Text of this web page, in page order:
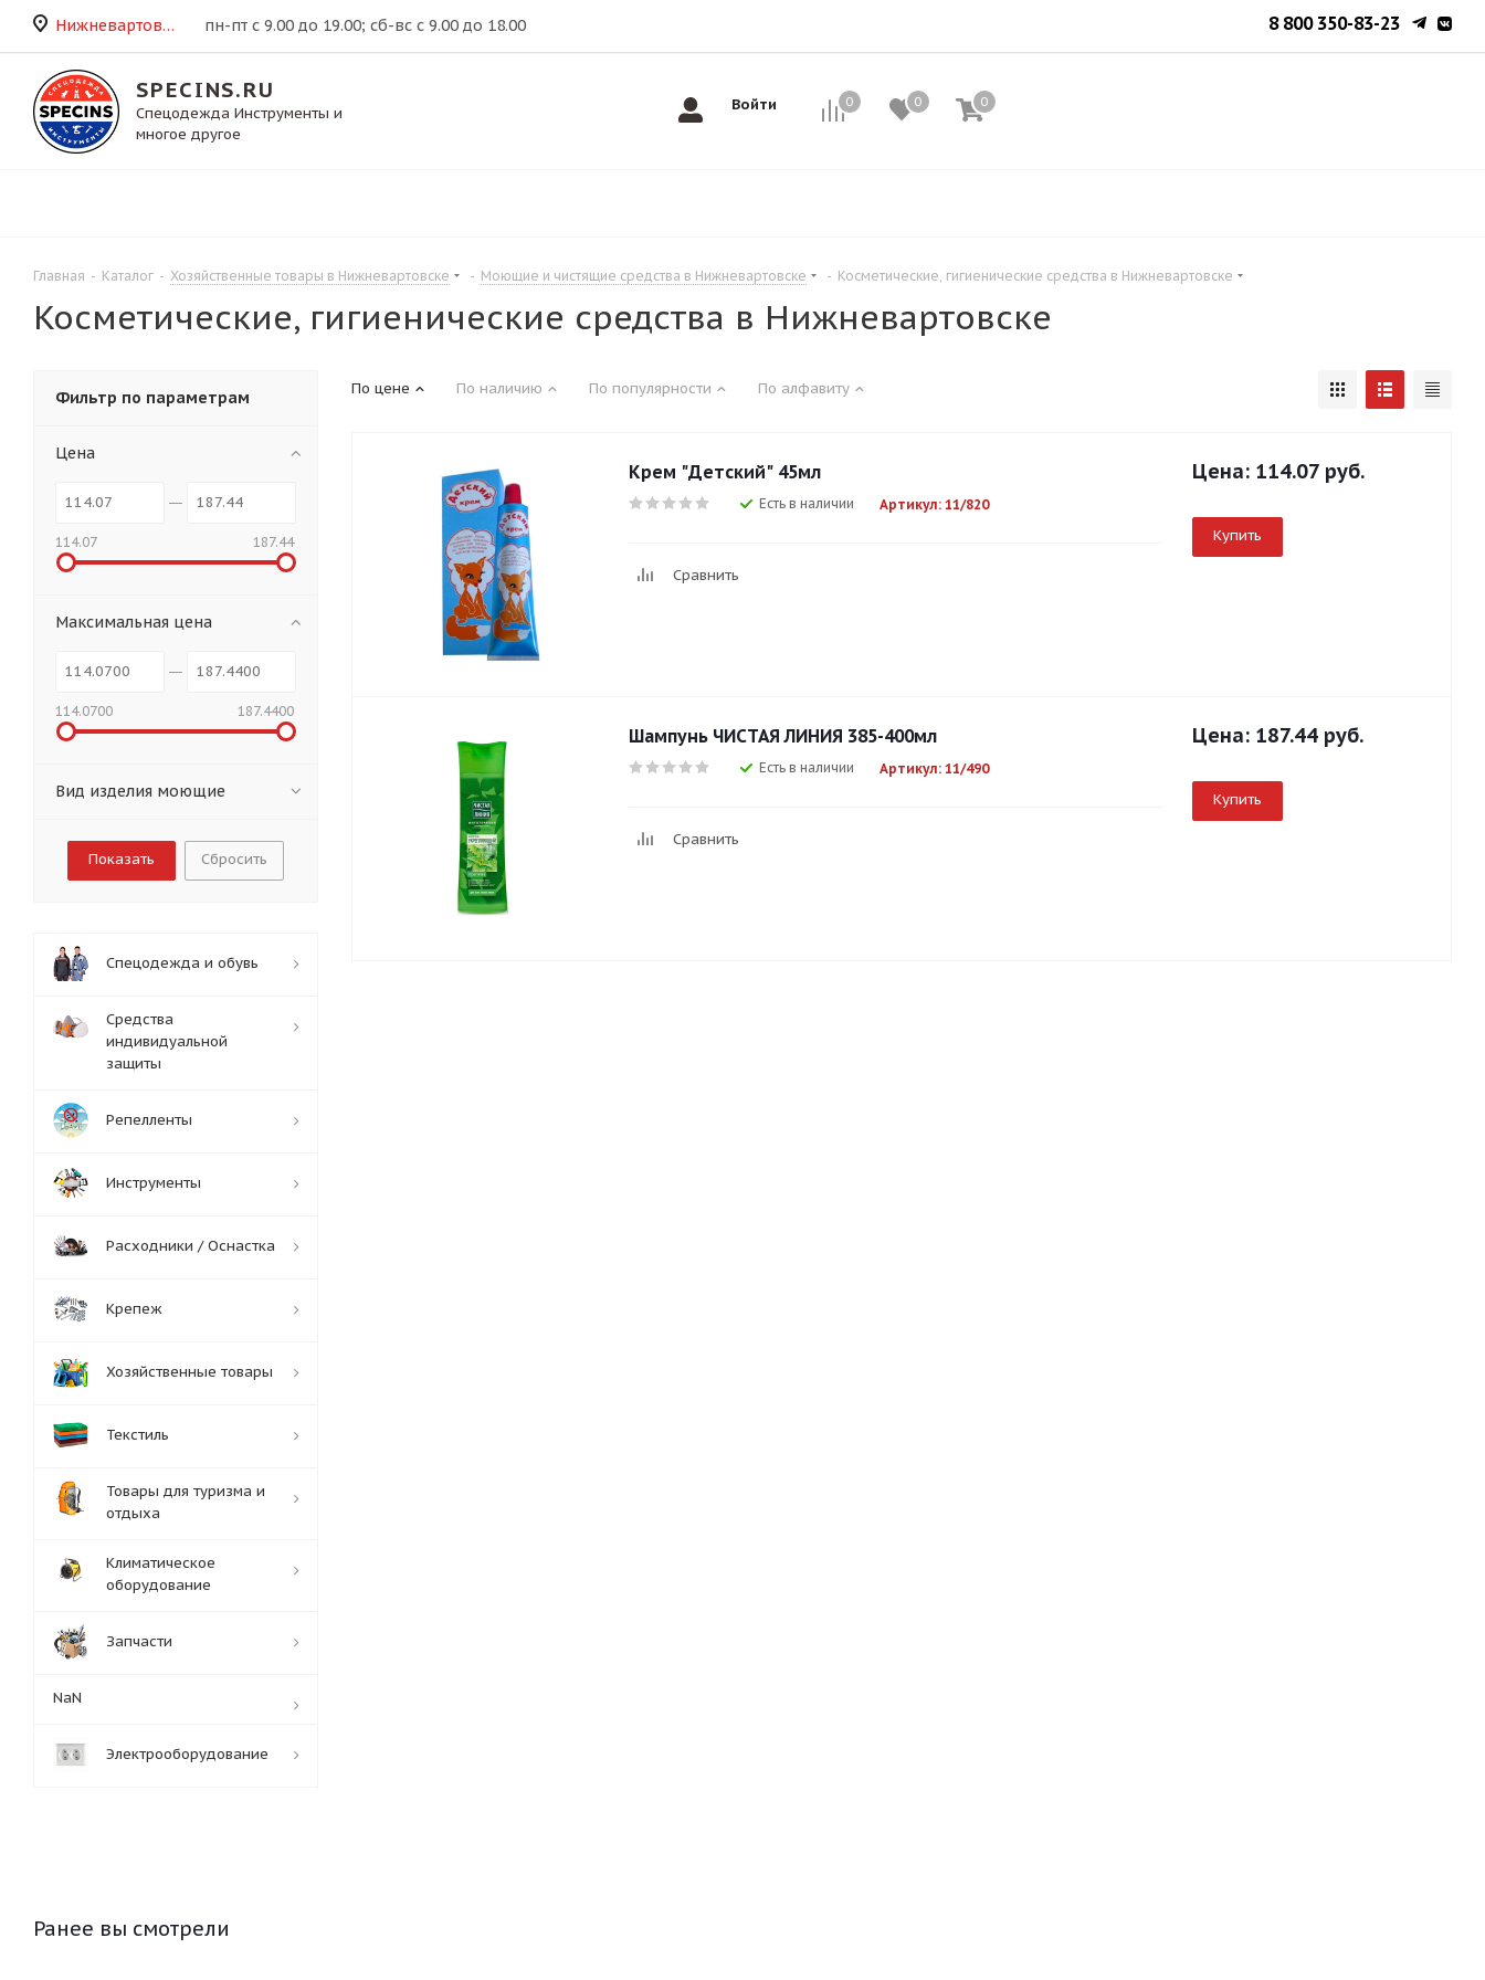
Нижневартовск пн-пт с 9.00 до 19.00; сб-вс с 9.00 до 18.00 8 800 350-83-23
SPECINS.RU
Спецодежда Инструменты и
многое другое
Войти 0 0 0
0
Главная - Каталог - Хозяйственные товары в Нижневартовске - Моющие и чистящие средства в Нижневартовске - Косметические, гигиенические средства в Нижневартовске
Косметические, гигиенические средства в Нижневартовске
По цене По наличию По популярности По алфавиту
Крем "Детский" 45мл
Есть в наличии Артикул: 11/820
Сравнить
Цена: 114.07 руб.
Купить
Шампунь ЧИСТАЯ ЛИНИЯ 385-400мл
Есть в наличии Артикул: 11/490
Сравнить
Цена: 187.44 руб.
Купить
Фильтр по параметрам
Цена
114.07 187.44
Максимальная цена
114.0700 187.4400
Вид изделия моющие
Сбросить
Спецодежда и обувь
Средства
индивидуальной
защиты
Репелленты
Инструменты
Расходники / Оснастка
Крепеж
Хозяйственные товары
Текстиль
Товары для туризма и
отдыха
Климатическое
оборудование
Запчасти
NaN
Электрооборудование
Ранее вы смотрели